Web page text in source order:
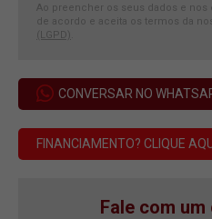
Ao preencher os seus dados e nos
de acordo e aceita os termos da
(LGPD)
CONVERSAR NO
FINANCIAMENTO? CLIQUE
Fale com